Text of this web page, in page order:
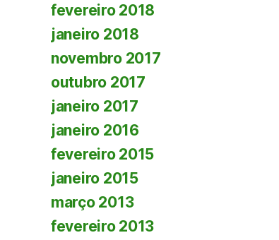
fevereiro 2018
janeiro 2018
novembro 2017
outubro 2017
janeiro 2017
janeiro 2016
fevereiro 2015
janeiro 2015
março 2013
fevereiro 2013